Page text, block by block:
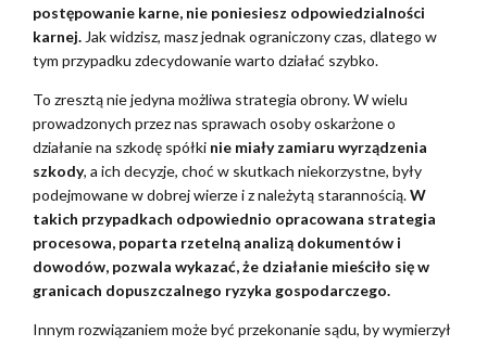
postępowanie karne, nie poniesiesz odpowiedzialności
karnej. Jak widzisz, masz jednak ograniczony czas, dlatego w
tym przypadku zdecydowanie warto działać szybko.
To zresztą nie jedyna możliwa strategia obrony. W wielu
prowadzonych przez nas sprawach osoby oskarżone o
działanie na szkodę spółki nie miały zamiaru wyrządzenia
szkody, a ich decyzje, choć w skutkach niekorzystne, były
podejmowane w dobrej wierze i z należytą starannością.W
takich przypadkach odpowiednio opracowana strategia
procesowa, poparta rzetelną analizą dokumentów i
dowodów, pozwala wykazać, że działanie mieściło się w
granicach dopuszczalnego ryzyka gospodarczego.
Innym rozwiązaniem może być przekonanie sądu, by wymierzył